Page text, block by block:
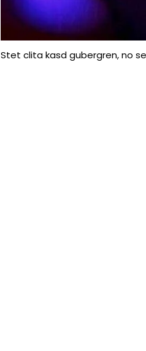
Stet clita kasd gubergren, no